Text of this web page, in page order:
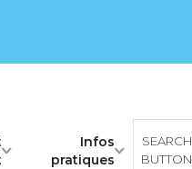
Infos
pratiques
SEARCH
BUTTON